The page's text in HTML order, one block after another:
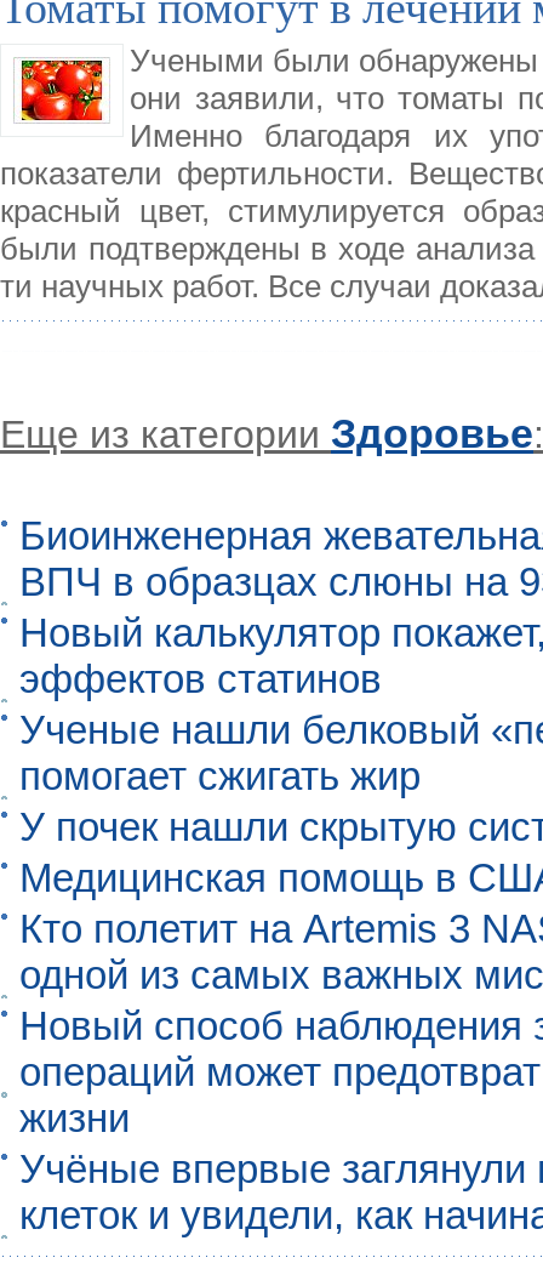
Учеными были обнаружены
они заявили, что томаты
Именно благодаря их
показатели фертильности.
красный цвет, стимулируется
были подтверждены в ходе
ти научных работ. Все случаи
Еще из категории Здоровье:
Биоинженерная
ВПЧ в образцах слюны на
Новый калькулятор
эффектов статинов
Ученые нашли белковый
помогает сжигать жир
У почек нашли скрытую
Медицинская помощь в
Кто полетит на Artemis 3
одной из самых важных
Новый способ наблюдения
операций может
жизни
Учёные впервые
клеток и увидели, как